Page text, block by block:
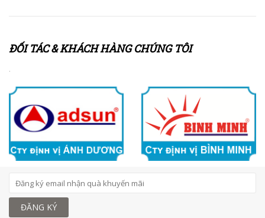
ĐỐI TÁC & KHÁCH HÀNG CHÚNG TÔI
.
ĐĂNG KÝ